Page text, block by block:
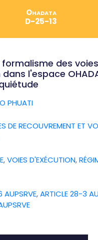
Ohadata
D-25-13
formalisme des voies
l'espace
PHUATI
DE RECOUVREMENT ET
,VOIES D'EXÉCUTION,
AUPSRVE,ARTICLE 28-3